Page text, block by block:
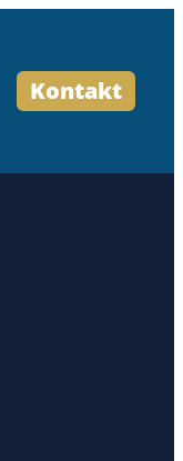
Kontakt